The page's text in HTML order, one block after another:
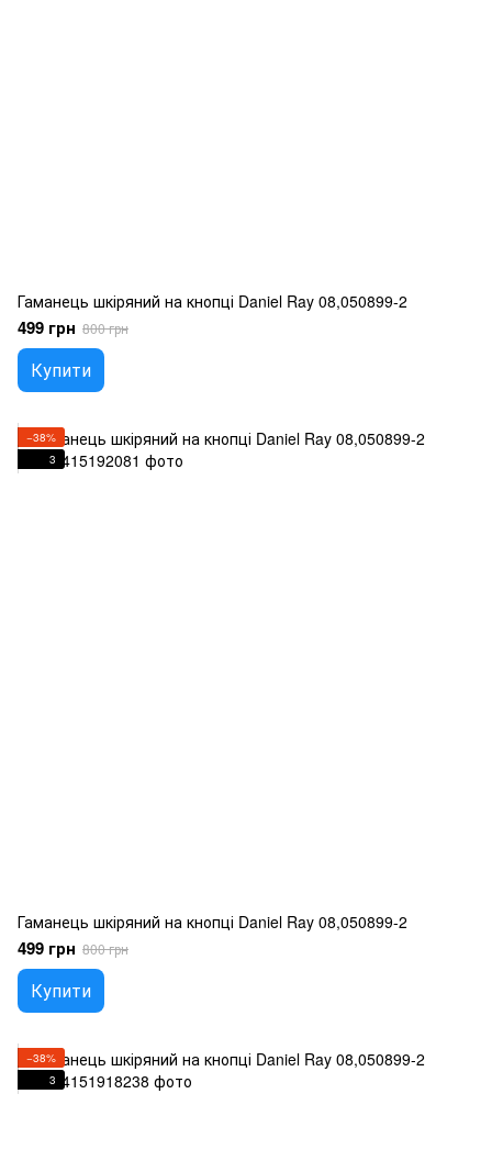
Гаманець шкіряний на кнопці Daniel Ray 08,050899-2
499 грн 800 грн
Купити
−38%
3
Гаманець шкіряний на кнопці Daniel Ray 08,050899-2
499 грн 800 грн
Купити
−38%
3